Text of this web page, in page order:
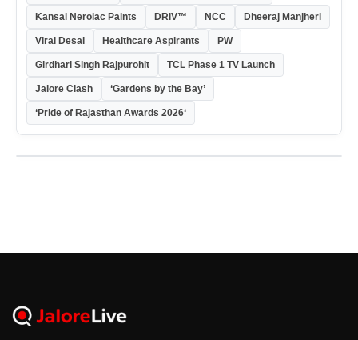
Kansai Nerolac Paints DRiV™ NCC Dheeraj Manjheri
Viral Desai Healthcare Aspirants PW
Girdhari Singh Rajpurohit TCL Phase 1 TV Launch
Jalore Clash ‘Gardens by the Bay’
‘Pride of Rajasthan Awards 2026‘